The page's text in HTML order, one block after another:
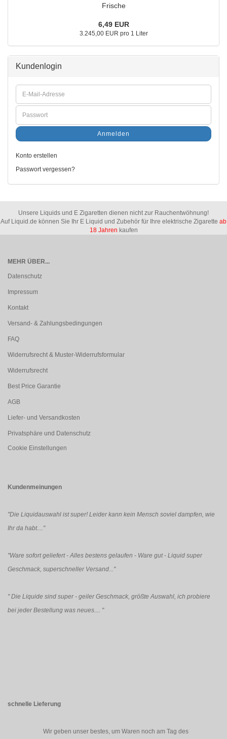
Frische
6,49 EUR
3.245,00 EUR pro 1 Liter
Kundenlogin
Anmelden
Konto erstellen
Passwort vergessen?
Unsere Liquids und E Zigaretten dienen nicht zur Rauchentwöhnung!
Auf Liquid.de können Sie Ihr E Liquid und Zubehör für Ihre elektrische Zigarette ab
18 Jahren kaufen
MEHR ÜBER...
Datenschutz
Impressum
Kontakt
Versand- & Zahlungsbedingungen
FAQ
Widerrufsrecht & Muster-Widerrufsformular
Widerrufsrecht
Best Price Garantie
AGB
Liefer- und Versandkosten
Privatsphäre und Datenschutz
Cookie Einstellungen
Kundenmeinungen
"Die Liquidauswahl ist super! Leider kann kein Mensch soviel dampfen, wie
Ihr da habt...."
"Ware sofort geliefert - Alles bestens gelaufen - Ware gut - Liquid super
Geschmack, superschneller Versand..."
"Die Liquide sind super - geiler Geschmack, größte Auswahl, ich probiere
bei jeder Bestellung was neues.... "
schnelle Lieferung
Wir geben unser bestes, um Waren noch am Tag des